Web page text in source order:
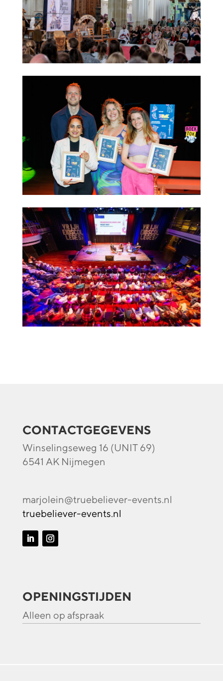
CONTACTGEGEVENS
Winselingseweg 16 (UNIT 69)
6541 AK Nijmegen
marjolein@truebeliever-events.nl
truebeliever-events.nl
OPENINGSTIJDEN
Alleen op afspraak